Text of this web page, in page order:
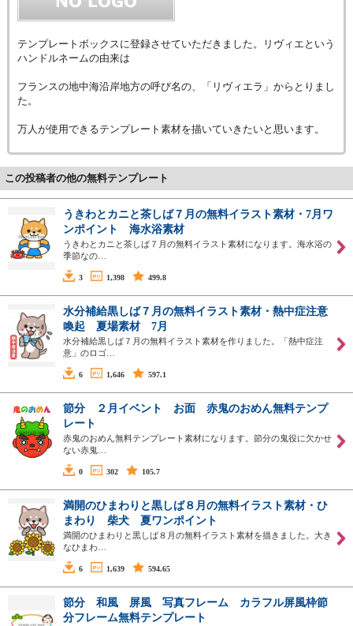
テンプレートボックスに登録させていただきました。リヴィエという
ハンドルネームの由来は
フランスの地中海沿岸地方の呼び名の、「リヴィエラ」からとりまし
た。
万人が使用できるテンプレート素材を描いていきたいと思います。
この投稿者の他の無料テンプレート
うきわとカニと茶しば７月の無料イラスト素材・7月ワ
ンポイント 海水浴素材
うきわとカニと茶しば７月の無料イラスト素材になります。海水浴の
季節なの…
3 1,398 499.8
水分補給黒しば７月の無料イラスト素材・熱中症注意
喚起 夏場素材 7月
水分補給黒しば７月の無料イラスト素材を作りました。「熱中症注
意」のロゴ…
6 1,646 597.1
節分 ２月イベント お面 赤鬼のおめん無料テンプ
レート
赤鬼のおめん無料テンプレート素材になります。節分の鬼役に欠かせ
ない赤鬼…
0 302 105.7
満開のひまわりと黒しば８月の無料イラスト素材・ひ
まわり 柴犬 夏ワンポイント
満開のひまわりと黒しば８月の無料イラスト素材を描きました。大き
なひまわ…
6 1,639 594.65
節分 和風 屏風 写真フレーム カラフル屏風枠節
分フレーム無料テンプレート